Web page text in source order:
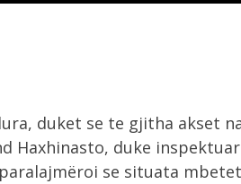
duket se te gjitha akset
Haxhinasto, duke
se situata
javën e
aktiv,